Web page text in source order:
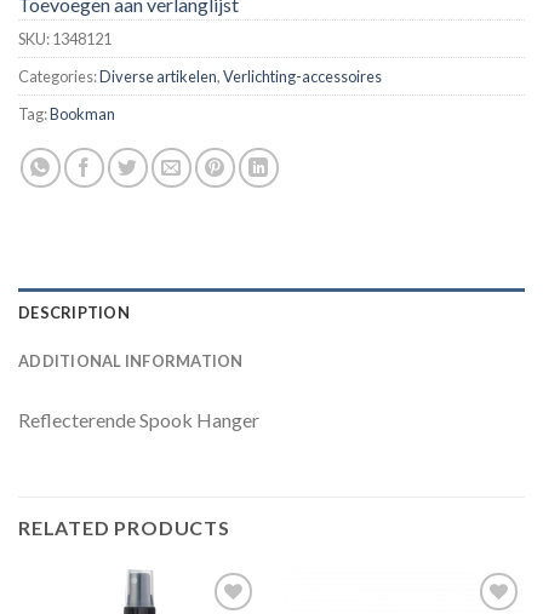
Toevoegen aan verlanglijst
SKU:1348121
Categories:Diverse artikelen,Verlichting-accessoires
Tag:Bookman
DESCRIPTION
ADDITIONAL INFORMATION
Reflecterende Spook Hanger
RELATED PRODUCTS